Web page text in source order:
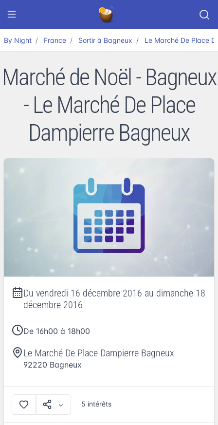
By Night France Sortir à Bagneux Le Marché De Place
Marché de Noël - Bagneux
- Le Marché De Place
Dampierre Bagneux
Du vendredi 16 décembre 2016 au dimanche 18
décembre 2016
De 16h00 à 18h00
Le Marché De Place Dampierre Bagneux
92220 Bagneux
5 intérêts